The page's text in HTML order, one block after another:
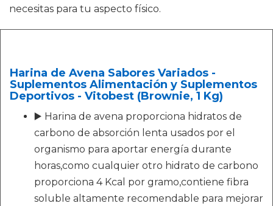
necesitas para tu aspecto físico.
Harina de Avena Sabores Variados -
Suplementos Alimentación y Suplementos
Deportivos - Vitobest (Brownie, 1 Kg)
▶️ Harina de avena proporciona hidratos de
carbono de absorción lenta usados por el
organismo para aportar energía durante
horas,como cualquier otro hidrato de carbono
proporciona 4 Kcal por gramo,contiene fibra
soluble altamente recomendable para mejorar